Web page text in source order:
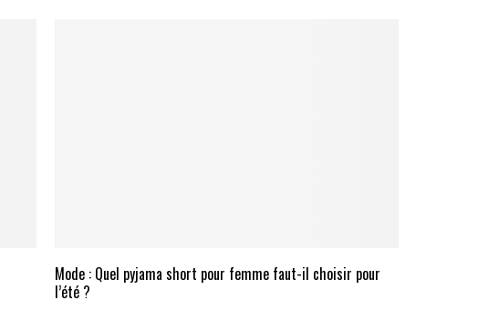
Mode : Quel pyjama short pour femme faut-il choisir pour
l’été ?